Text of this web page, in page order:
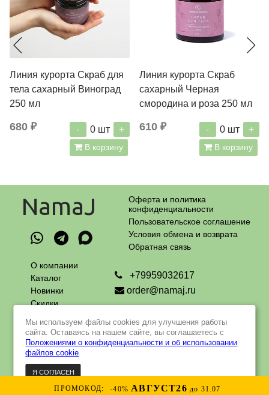
ПРОМОКОД: -40%АВГУСТ26 до 31.07
Линия курорта Скраб для
тела сахарный Виноград
250 мл
680 ₽ - 0 шт +
В корзину
Линия курорта Скраб
сахарный Черная
смородина и роза 250 мл
610 ₽ - 0 шт +
В корзину
NamaJ
Оферта и политика
конфиденциальности
Пользовательское соглашение
Условия обмена и возврата
Обратная связь
О компании
Каталог
Новинки
Скидки
и доставка
Контакты
+79959032617
order@namaj.ru
г. Москва, Чечерский проезд, 90
пн - пт с 9 до 18 ч
© 2022 - 2023 Интернет-магазин натуральной и органической
Интернет-магазин создан на Insales
Мы используем файлы cookies для улучшения работы
сайта. Оставаясь на нашем сайте, вы соглашаетесь с
Положениями о конфиденциальности и об использовании
файлов cookie
Я СОГЛАСЕН